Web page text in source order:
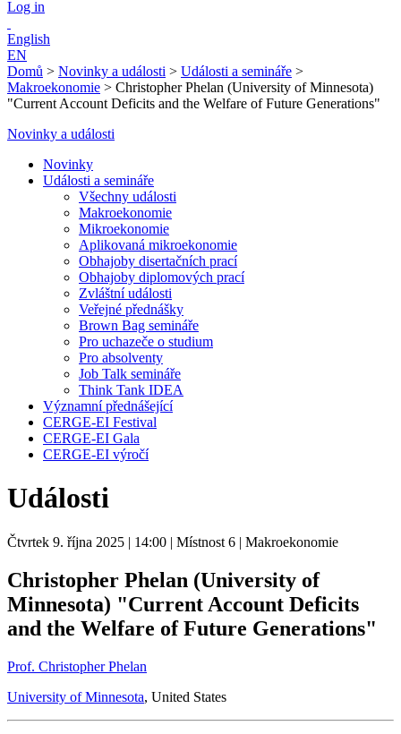
Log in
English
EN
Domů > Novinky a události > Události a semináře >
Makroekonomie > Christopher Phelan (University of Minnesota)
"Current Account Deficits and the Welfare of Future Generations"
Novinky a události
Novinky
Události a semináře
Všechny události
Makroekonomie
Mikroekonomie
Aplikovaná mikroekonomie
Obhajoby disertačních prací
Obhajoby diplomových prací
Zvláštní události
Veřejné přednášky
Brown Bag semináře
Pro uchazeče o studium
Pro absolventy
Job Talk semináře
Think Tank IDEA
Významní přednášející
CERGE-EI Festival
CERGE-EI Gala
CERGE-EI výročí
Události
Čtvrtek 9. října 2025 | 14:00 | Místnost 6 | Makroekonomie
Christopher Phelan (University of
Minnesota) "Current Account Deficits
and the Welfare of Future Generations"
Prof. Christopher Phelan
University of Minnesota, United States